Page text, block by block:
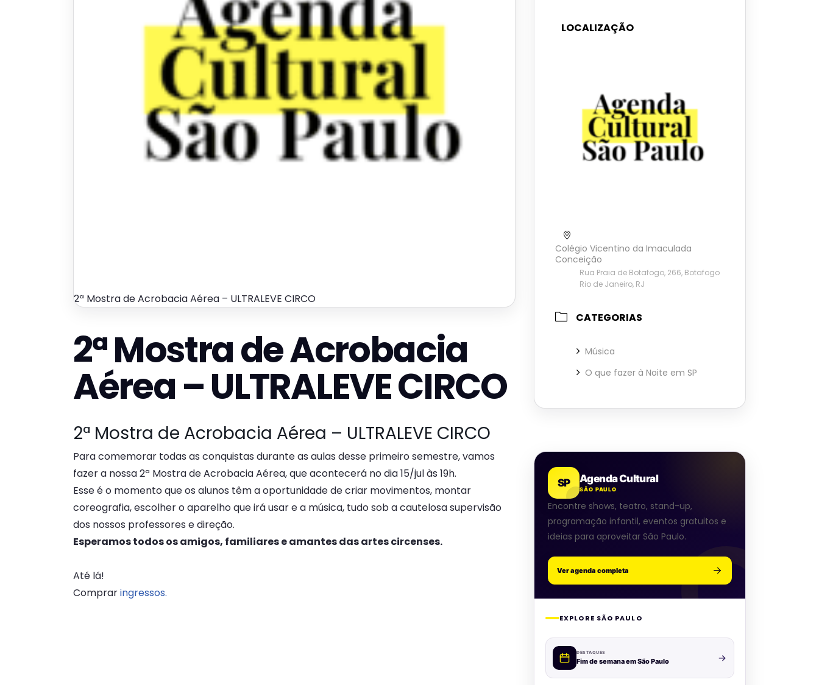
2ª Mostra de Acrobacia Aérea – ULTRALEVE CIRCO
2ª Mostra de Acrobacia
Aérea – ULTRALEVE CIRCO
2ª Mostra de Acrobacia Aérea – ULTRALEVE CIRCO
Para comemorar todas as conquistas durante as aulas desse primeiro semestre, vamos
fazer a nossa 2ª Mostra de Acrobacia Aérea, que acontecerá no dia 15/jul às 19h.
Esse é o momento que os alunos têm a oportunidade de criar movimentos, montar
coreografia, escolher o aparelho que irá usar e a música, tudo sob a cautelosa supervisão
dos nossos professores e direção.
Esperamos todos os amigos, familiares e amantes das artes circenses.
Até lá!
Compraringressos.
LOCALIZAÇÃO
Colégio Vicentino da Imaculada
Conceição
Rua Praia de Botafogo, 266, Botafogo
Rio de Janeiro, RJ
CATEGORIAS
Música
O que fazer à Noite em SP
SP Agenda Cultural
SÃO PAULO
Encontre shows, teatro, stand-up,
programação infantil, eventos gratuitos e
ideias para aproveitar São Paulo.
Ver agenda completa
EXPLORE SÃO PAULO
DESTAQUES
Fim de semana em São Paulo